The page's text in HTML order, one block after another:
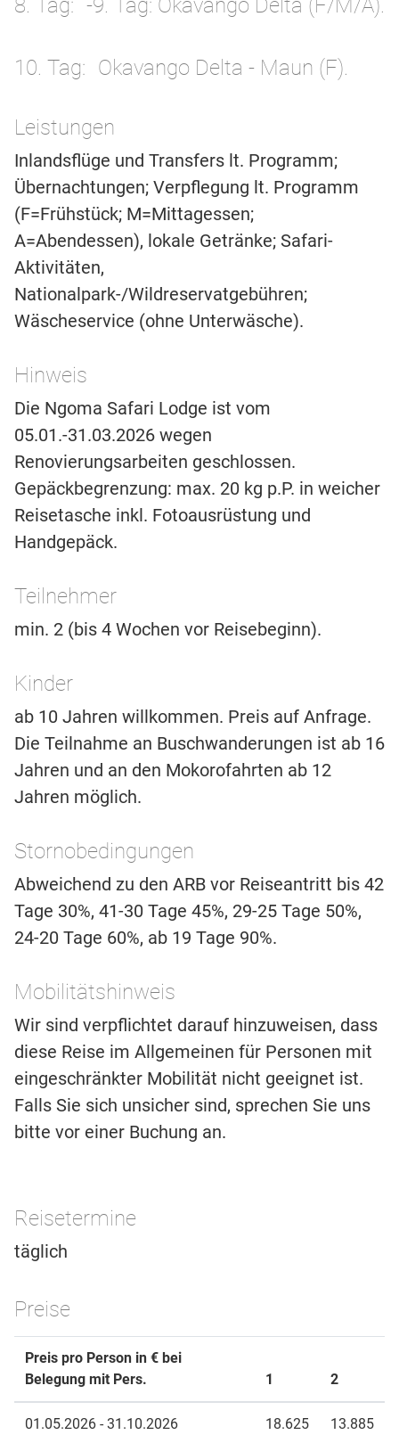
8. Tag -9. Tag: Okavango Delta (F/M/A).
10. Tag Okavango Delta - Maun (F).
Leistungen
Inlandsflüge und Transfers lt. Programm;
Übernachtungen; Verpflegung lt. Programm
(F=Frühstück; M=Mittagessen;
A=Abendessen), lokale Getränke; Safari-
Aktivitäten,
Nationalpark-/Wildreservatgebühren;
Wäscheservice (ohne Unterwäsche).
Hinweis
Die Ngoma Safari Lodge ist vom
05.01.-31.03.2026 wegen
Renovierungsarbeiten geschlossen.
Gepäckbegrenzung: max. 20 kg p.P. in weicher
Reisetasche inkl. Fotoausrüstung und
Handgepäck.
Teilnehmer
min. 2 (bis 4 Wochen vor Reisebeginn).
Kinder
ab 10 Jahren willkommen. Preis auf Anfrage.
Die Teilnahme an Buschwanderungen ist ab 16
Jahren und an den Mokorofahrten ab 12
Jahren möglich.
Stornobedingungen
Abweichend zu den ARB vor Reiseantritt bis 42
Tage 30%, 41-30 Tage 45%, 29-25 Tage 50%,
24-20 Tage 60%, ab 19 Tage 90%.
Mobilitätshinweis
Wir sind verpflichtet darauf hinzuweisen, dass
diese Reise im Allgemeinen für Personen mit
eingeschränkter Mobilität nicht geeignet ist.
Falls Sie sich unsicher sind, sprechen Sie uns
bitte vor einer Buchung an.
Reisetermine
täglich
Preise
Preis pro Person in € bei
Belegung mit Pers.
1 2
01.05.2026 - 31.10.2026 18.625 13.885